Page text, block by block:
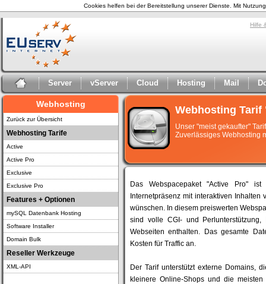
Hilfe
Server vServer Cloud Hosting Mail
Webhosting
Zurück zur Übersicht
Webhosting Tarife
Active
Active Pro
Exclusive
Exclusive Pro
Features + Optionen
mySQL Datenbank Hosting
Software Installer
Domain Bulk
Reseller Werkzeuge
XML-API
Webhosting
Unser "meist gekaufter"
Zuverlässiges Webhosting
Das Webspacepaket "Active Pro"
Internetpräsenz mit interaktiven
wünschen. In diesem preiswerten
sind volle CGI- und
Webseiten enthalten. Das gesamte
Kosten für Traffic an.
Der Tarif unterstützt externe Domains,
kleinere Online-Shops und die
Cookies helfen bei der Bereitstellung unserer Dienste. Mit